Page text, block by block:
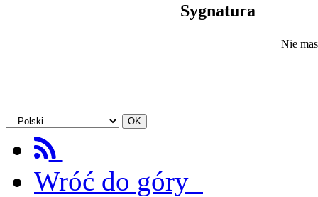
Sygnatura
Nie
Wróć do góry